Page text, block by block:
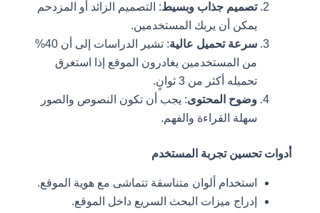
تصميم جذاب وبسيط: التصميم الزائد أو المزدحم
يمكن أن يربك المستخدمين.
سرعة تحميل عالية
: تشير الدراسات إلى أن 40%
من المستخدمين يغادرون الموقع إذا استغرق
تحميله أكثر من 3 ثوانٍ.
وضوح المحتوى: يجب أن تكون النصوص والصور
سهلة القراءة والفهم.
أدوات تحسين تجربة المستخدم
استخدام ألوان متناسقة تتماشى مع هوية الموقع.
إدراج ميزات البحث السريع داخل الموقع.